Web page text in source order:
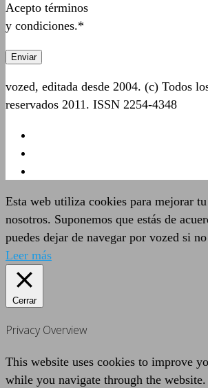
Acepto términos
y condiciones.*
vozed, editada desde 2004. (c) Todos
reservados 2011. ISSN 2254-4348
Esta web utiliza cookies para mejorar
nosotros. Suponemos que estás de
puedes dejar de navegar por vozed si
Leer más
Cerrar
Privacy Overview
This website uses cookies to improve
while you navigate through the